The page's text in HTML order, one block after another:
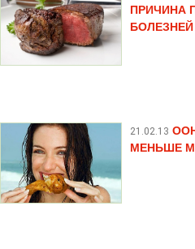
ПРИЧИНА
21.02.13
МЕНЬШЕ